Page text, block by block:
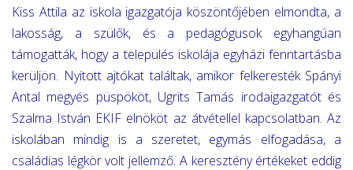
Kiss Attila az iskola igazgatója köszöntőjében elmondta, a
lakosság, a szülők, és a pedagógusok egyhangúan
támogatták, hogy a település iskolája egyházi fenntartásba
kerüljön. Nyitott ajtókat találtak, amikor felkeresték Spányi
Antal megyés püspököt, Ugrits Tamás irodaigazgatót és
Szalma István EKIF elnököt az átvétellel kapcsolatban. Az
iskolában mindig is a szeretet, egymás elfogadása, a
családias légkör volt jellemző. A keresztény értékeket eddig